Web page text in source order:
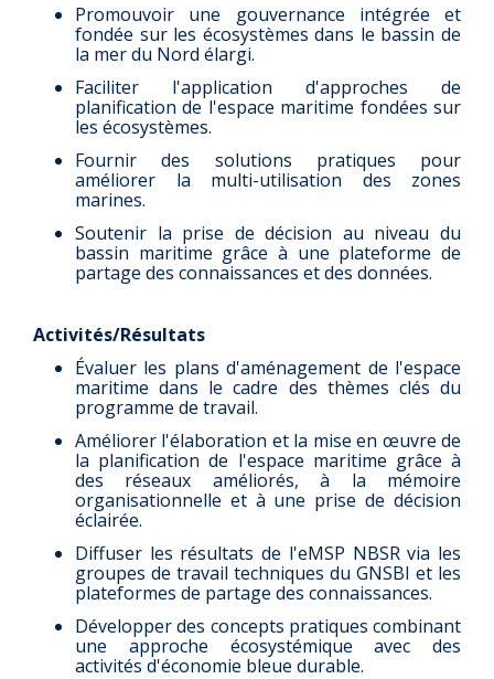
Promouvoir une gouvernance intégrée et
fondée sur les écosystèmes dans le bassin de
la mer du Nord élargi.
Faciliter l'application d'approches de
planification de l'espace maritime fondées sur
les écosystèmes.
Fournir des solutions pratiques pour
améliorer la multi-utilisation des zones
marines.
Soutenir la prise de décision au niveau du
bassin maritime grâce à une plateforme de
partage des connaissances et des données.
Activités/Résultats
Évaluer les plans d'aménagement de l'espace
maritime dans le cadre des thèmes clés du
programme de travail.
Améliorer l'élaboration et la mise en œuvre de
la planification de l'espace maritime grâce à
des réseaux améliorés, à la mémoire
organisationnelle et à une prise de décision
éclairée.
Diffuser les résultats de l'eMSP NBSR via les
groupes de travail techniques du GNSBI et les
plateformes de partage des connaissances.
Développer des concepts pratiques combinant
une approche écosystémique avec des
activités d'économie bleue durable.